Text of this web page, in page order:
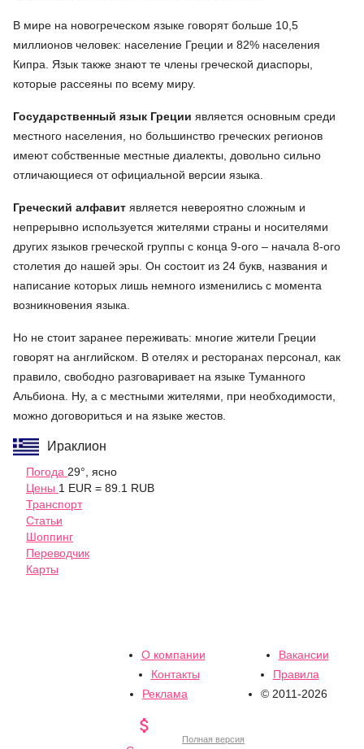
В мире на новогреческом языке говорят больше 10,5
миллионов человек: население Греции и 82% населения
Кипра. Язык также знают те члены греческой диаспоры,
которые рассеяны по всему миру.
Государственный язык Греции является основным среди
местного населения, но большинство греческих регионов
имеют собственные местные диалекты, довольно сильно
отличающиеся от официальной версии языка.
Греческий алфавит является невероятно сложным и
непрерывно используется жителями страны и носителями
других языков греческой группы с конца 9-ого – начала 8-ого
столетия до нашей эры. Он состоит из 24 букв, названия и
написание которых лишь немного изменились с момента
возникновения языка.
Но не стоит заранее переживать: многие жители Греции
говорят на английском. В отелях и ресторанах персонал, как
правило, свободно разговаривает на языке Туманного
Альбиона. Ну, а с местными жителями, при необходимости,
можно договориться и на языке жестов.
Ираклион
Погода 29°, ясно
Цены 1 EUR = 89.1 RUB
Транспорт
Статьи
Шоппинг
Переводчик
Карты
О компании
Вакансии
Контакты
Правила
Реклама
© 2011-2026

Полная версия